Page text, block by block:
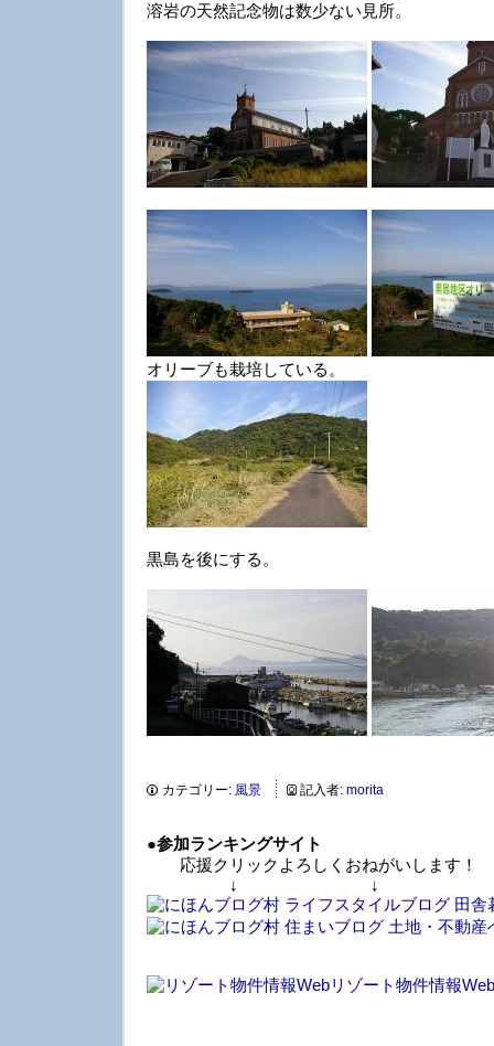
溶岩の天然記念物は数少ない見所。
オリーブも栽培している。
黒島を後にする。
カテゴリー: 風景 記入者: morita
●参加ランキングサイト
応援クリックよろしくおねがいします！
↓ ↓
リゾート物件情報